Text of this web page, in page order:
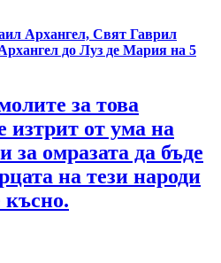
Архангел, Свят Гаврил
до Луз де Мария на 5
за това
изтрит от ума на
за омразата да бъде
на тези народи
късно.